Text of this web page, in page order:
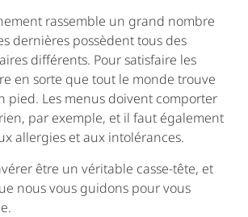
rassemble un grand nombre
dernières possèdent tous des
différents. Pour satisfaire les
en sorte que tout le monde trouve
pied. Les menus doivent comporter
par exemple, et il faut également
allergies et aux intolérances.
être un véritable casse-tête, et
nous vous guidons pour vous